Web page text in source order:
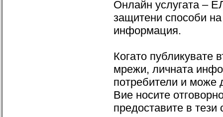
Онлайн услугата –
защитени способи
информация.
Когато публикувате
мрежи, личната
потребители и може
Вие носите
предоставите в тези